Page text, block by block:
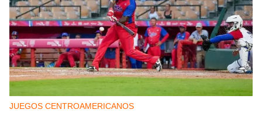
NICARAGUA
EE UU propone a la OEA convocar a los
cancilleres para "tomar medidas" contra las
decisiones de Ortega
JUEGOS CENTROAMERICANOS